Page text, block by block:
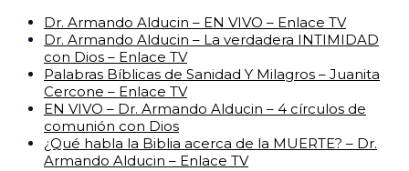
Dr. Armando Alducin – EN VIVO – Enlace TV
Dr. Armando Alducin – La verdadera INTIMIDAD
con Dios – Enlace TV
Palabras Bíblicas de Sanidad Y Milagros – Juanita
Cercone – Enlace TV
EN VIVO – Dr. Armando Alducin – 4 círculos de
comunión con Dios
¿Qué habla la Biblia acerca de la MUERTE? – Dr.
Armando Alducin – Enlace TV